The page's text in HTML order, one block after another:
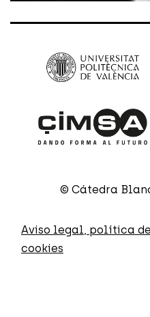
© Cátedra
Aviso legal, política
cookies